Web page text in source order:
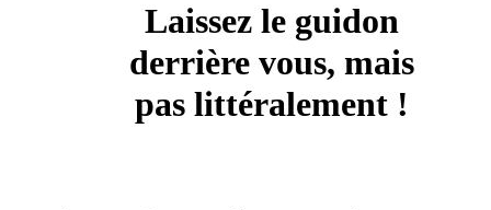
Laissez le guidon
derrière vous, mais
pas littéralement !